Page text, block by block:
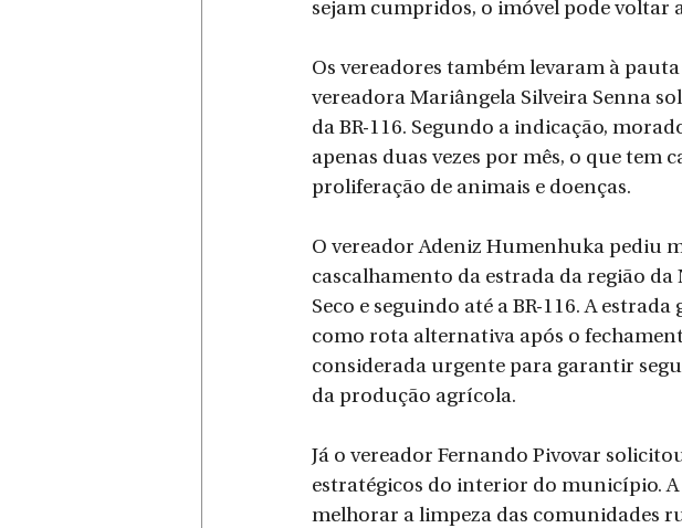
sejam cumpridos, o imóvel pode voltar
Os vereadores também levaram à
vereadora Mariângela Silveira Senna
da BR-116. Segundo a indicação,
apenas duas vezes por mês, o que tem
proliferação de animais e doenças.
O vereador Adeniz Humenhuka pediu
cascalhamento da estrada da região
Seco e seguindo até a BR-116. A
como rota alternativa após o
considerada urgente para garantir
da produção agrícola.
Já o vereador Fernando Pivovar
estratégicos do interior do município.
melhorar a limpeza das comunidades